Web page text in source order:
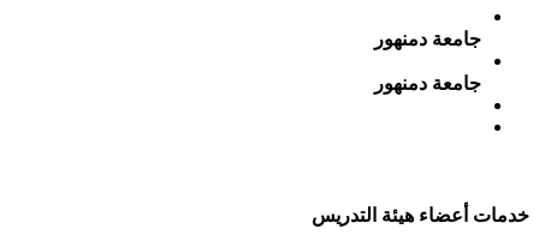
جامعة دمنهور
جامعة دمنهور
خدمات أعضاء هيئة التدريس